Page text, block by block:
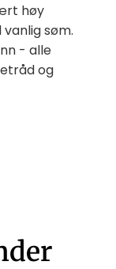
høy
søm.
- alle
og